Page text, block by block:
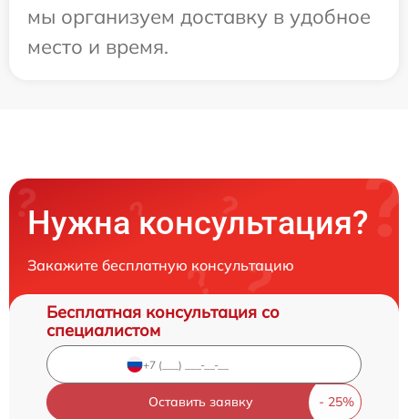
мы организуем доставку в удобное
место и время.
Нужна консультация?
Закажите бесплатную консультацию
Бесплатная консультация со
специалистом
Оставить заявку